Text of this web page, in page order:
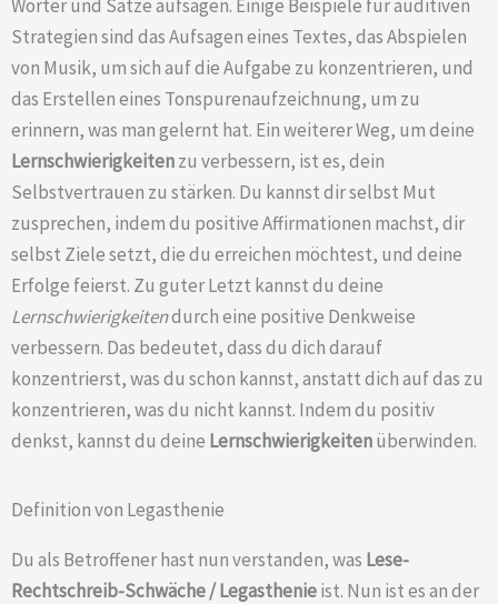
Wörter und Sätze aufsagen. Einige Beispiele für auditiven
Strategien sind das Aufsagen eines Textes, das Abspielen
von Musik, um sich auf die Aufgabe zu konzentrieren, und
das Erstellen eines Tonspurenaufzeichnung, um zu
erinnern, was man gelernt hat. Ein weiterer Weg, um deine
Lernschwierigkeitenzu verbessern, ist es, dein
Selbstvertrauen zu stärken. Du kannst dir selbst Mut
zusprechen, indem du positive Affirmationen machst, dir
selbst Ziele setzt, die du erreichen möchtest, und deine
Erfolge feierst. Zu guter Letzt kannst du deine
Lernschwierigkeitendurch eine positive Denkweise
verbessern. Das bedeutet, dass du dich darauf
konzentrierst, was du schon kannst, anstatt dich auf das zu
konzentrieren, was du nicht kannst. Indem du positiv
denkst, kannst du deine Lernschwierigkeitenüberwinden.
Definition von Legasthenie
Du als Betroffener hast nun verstanden, was Lese-
Rechtschreib-Schwäche /Legasthenieist. Nun ist es an der